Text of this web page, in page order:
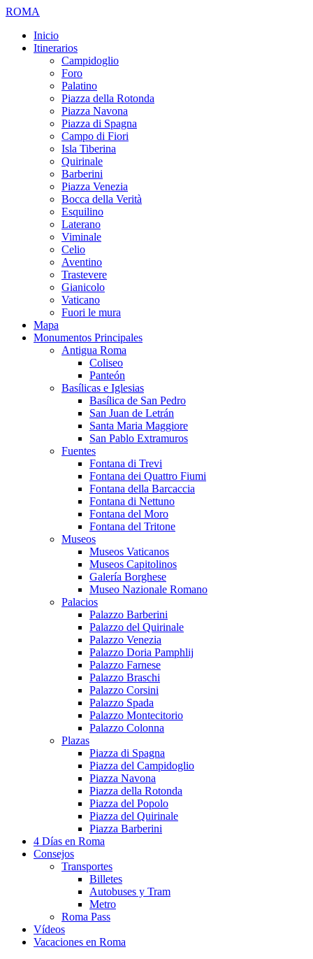
ROMA
Inicio
Itinerarios
Campidoglio
Foro
Palatino
Piazza della Rotonda
Piazza Navona
Piazza di Spagna
Campo di Fiori
Isla Tiberina
Quirinale
Barberini
Piazza Venezia
Bocca della Verità
Esquilino
Laterano
Viminale
Celio
Aventino
Trastevere
Gianicolo
Vaticano
Fuori le mura
Mapa
Monumentos Principales
Antigua Roma
Coliseo
Panteón
Basílicas e Iglesias
Basílica de San Pedro
San Juan de Letrán
Santa Maria Maggiore
San Pablo Extramuros
Fuentes
Fontana di Trevi
Fontana dei Quattro Fiumi
Fontana della Barcaccia
Fontana di Nettuno
Fontana del Moro
Fontana del Tritone
Museos
Museos Vaticanos
Museos Capitolinos
Galería Borghese
Museo Nazionale Romano
Palacios
Palazzo Barberini
Palazzo del Quirinale
Palazzo Venezia
Palazzo Doria Pamphlij
Palazzo Farnese
Palazzo Braschi
Palazzo Corsini
Palazzo Spada
Palazzo Montecitorio
Palazzo Colonna
Plazas
Piazza di Spagna
Piazza del Campidoglio
Piazza Navona
Piazza della Rotonda
Piazza del Popolo
Piazza del Quirinale
Piazza Barberini
4 Días en Roma
Consejos
Transportes
Billetes
Autobuses y Tram
Metro
Roma Pass
Vídeos
Vacaciones en Roma